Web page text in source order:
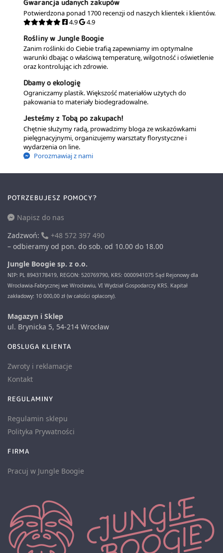
Gwarancja udanych zakupów
Potwierdzona ponad 1700 recenzji od naszych klientek i klientów.
4.9
4.9
Rośliny w Jungle Boogie
Zanim roślinki do Ciebie trafią zapewniamy im optymalne
warunki dbając o właściwą temperaturę, wilgotność i oświetlenie
oraz kontrolując ich zdrowie.
Dbamy o ekologię
Ograniczamy plastik. Większość materiałów użytych do
pakowania to materiały biodegradowalne.
Jesteśmy z Tobą po zakupach!
Chętnie służymy radą, prowadzimy bloga ze wskazówkami
pielęgnacyjnymi, organizujemy warsztaty florystyczne i
wydarzenia on line.
Porozmawiaj z nami
POTRZEBUJESZ POMOCY?
Napisz do nas
Zadzwoń:
+48 572 397 490
– odbieramy od pon. do sob. od 10.00 do 18.00
Jungle Boogie sp. z o.o.
NIP: PL 8943178419, REGON: 520769790, KRS: 0000941075 Sąd Rejonowy dla
Wrocławia-Fabrycznej we Wrocławiu, VI Wydział Gospodarczy KRS. Kapitał
zakładowy: 10 000,00 zł (w całości opłacony).
Magazyn i Sklep
ul. Brynicka 5, 54-214 Wrocław
OBSLUGA KLIENTA
Zwroty i reklamacje
Kontakt
REGULAMINY
Regulamin sklepu
Polityka Prywatności
FIRMA
Pracuj w Jungle Boogie